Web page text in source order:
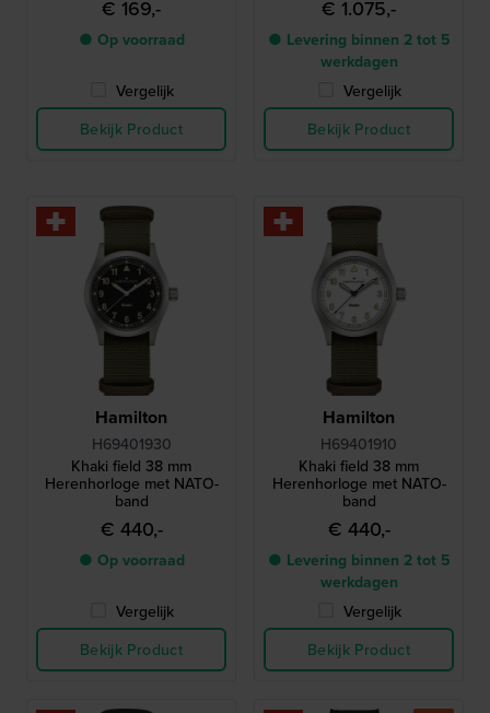
€ 169,-
● Op voorraad
Vergelijk
Bekijk Product
€ 1.075,-
● Levering binnen 2 tot 5
werkdagen
Vergelijk
Bekijk Product
Hamilton
H69401930
Khaki field 38 mm
Herenhorloge met NATO-
band
€ 440,-
● Op voorraad
Vergelijk
Bekijk Product
Hamilton
H69401910
Khaki field 38 mm
Herenhorloge met NATO-
band
€ 440,-
● Levering binnen 2 tot 5
werkdagen
Vergelijk
Bekijk Product